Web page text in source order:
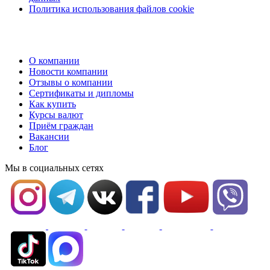
Политика использования файлов cookie
О компании
Новости компании
Отзывы о компании
Сертификаты и дипломы
Как купить
Курсы валют
Приём граждан
Вакансии
Блог
Мы в социальных сетях